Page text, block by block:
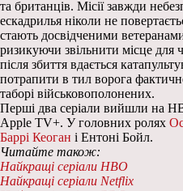
та британців. Місії завжди
ескадрилья ніколи не
стають досвідченими
ризикуючи звільнити місце для
після збиття вдається
потрапити в тил ворога
таборі військовополонених.
Перші два серіали вийшли на
Apple TV+. У головних ролях
Баррі Кеоган і Ентоні Бойл.
Читайте також:
Найкращі серіали HBO
Найкращі серіали Netflix